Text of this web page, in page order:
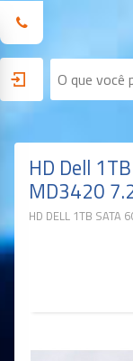
HD Dell
MD3420
HD DELL 1TB SATA